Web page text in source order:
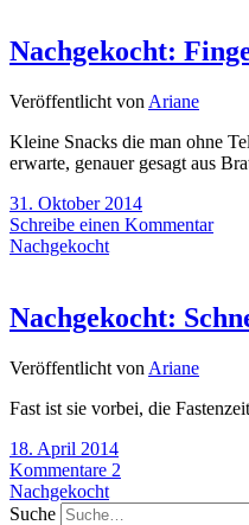
Nachgekocht:
Veröffentlicht von Ariane
Kleine Snacks die man ohne
erwarte, genauer gesagt aus
31. Oktober 2014
Schreibe einen Kommentar
Nachgekocht
Nachgekocht:
Veröffentlicht von Ariane
Fast ist sie vorbei, die
18. April 2014
Kommentare 2
Nachgekocht
Suche